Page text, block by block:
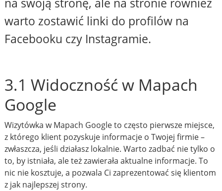
na swoją stronę, ale na stronie również
warto zostawić linki do profilów na
Facebooku czy Instagramie.
3.1 Widoczność w Mapach
Google
Wizytówka w Mapach Google to często pierwsze miejsce,
z którego klient pozyskuje informacje o Twojej firmie –
zwłaszcza, jeśli działasz lokalnie. Warto zadbać nie tylko o
to, by istniała, ale też zawierała aktualne informacje. To
nic nie kosztuje, a pozwala Ci zaprezentować się klientom
z jak najlepszej strony.